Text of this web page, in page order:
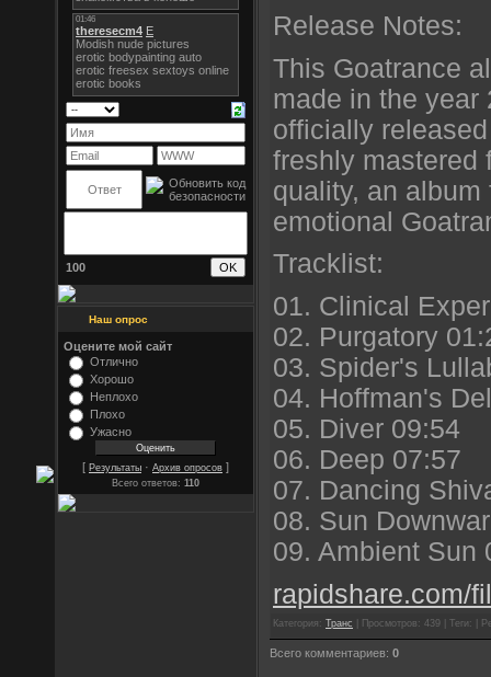
100
Наш опрос
Оцените мой сайт
Отлично
Хорошо
Неплохо
Плохо
Ужасно
[ Результаты · Архив опросов ]
Всего ответов: 110
Release Notes:
This Goatrance
made in the year
officially
freshly mastered
quality, an
emotional
Tracklist:
01. Clinical
02. Purgatory
03. Spider's
04. Hoffman's
05. Diver 09:54
06. Deep 07:57
07. Dancing
08. Sun
09. Ambient Sun
rapidshare.com/
Категория: Транс | Просмотров: 439 | Теги: |
Всего комментариев: 0